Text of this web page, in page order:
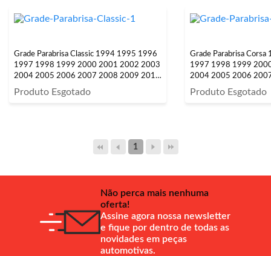
Grade Parabrisa Classic 1994 1995 1996
1997 1998 1999 2000 2001 2002 2003
2004 2005 2006 2007 2008 2009 2010
2011 2012 2013 2014 2015 2016
Produto Esgotado
Grade Parabrisa
1997 1998 1999
2004 2005 2006
2011 2012 2013
Produto Esgotado
1
Não perca mais nenhuma
oferta!
Assine agora nossa newsletter
e fique por dentro de todas as
novidades em peças
automotivas.